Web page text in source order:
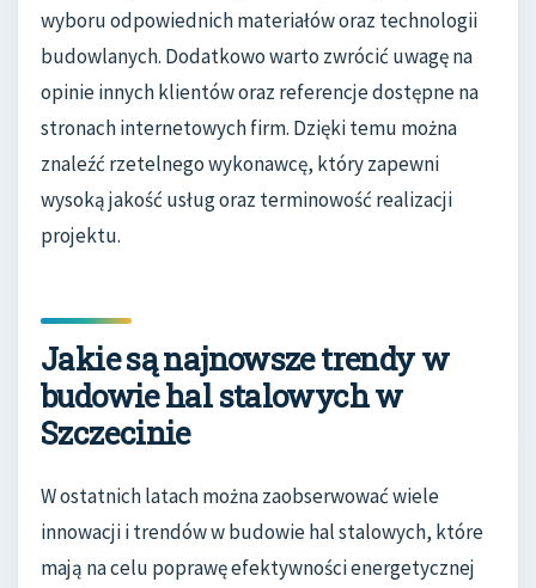
wyboru odpowiednich materiałów oraz technologii
budowlanych. Dodatkowo warto zwrócić uwagę na
opinie innych klientów oraz referencje dostępne na
stronach internetowych firm. Dzięki temu można
znaleźć rzetelnego wykonawcę, który zapewni
wysoką jakość usług oraz terminowość realizacji
projektu.
Jakie są najnowsze trendy w
budowie hal stalowych w
Szczecinie
W ostatnich latach można zaobserwować wiele
innowacji i trendów w budowie hal stalowych, które
mają na celu poprawę efektywności energetycznej